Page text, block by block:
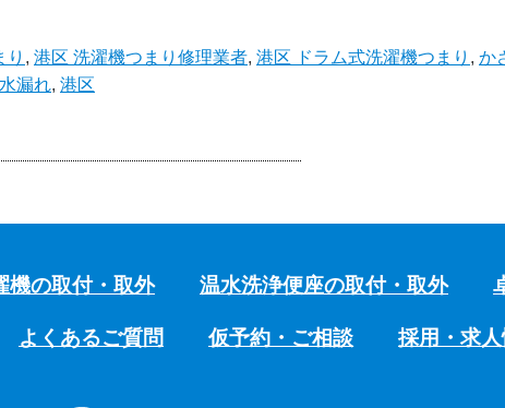
り , 港区 洗濯機つまり修理業者, 港区 ドラム式洗濯機つまり , か
漏れ, 港区
機の取付・取外 温水洗浄便座の取付・取外
よくあるご質問 仮予約・ご相談 採用・求